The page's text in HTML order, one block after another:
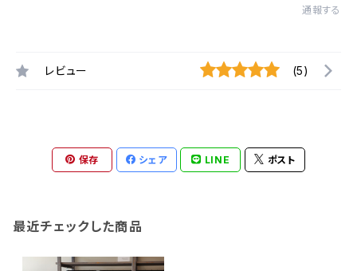
通報する
レビュー (5)
保存 シェア LINE ポスト
最近チェックした商品